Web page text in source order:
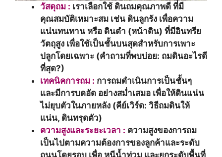
วัสดุถม : เราเลือกใช้ ดินถมคุณภาพดี ที่มี
คุณสมบัติเหมาะสม เช่น ดินลูกรัง เพื่อความ
แน่นทนทาน หรือ ดินดำ (หน้าดิน) ที่มีอินทรีย
วัตถุสูง เพื่อใช้เป็นชั้นบนสุดสำหรับการเพาะ
ปลูกโดยเฉพาะ (คำถามที่พบบ่อย: ถมดินอะไรดี
ที่สุด?)
เทคนิคการถม : การถมดำเนินการเป็นชั้นๆ
และมีการบดอัด อย่างสม่ำเสมอ เพื่อให้ดินแน่น
ไม่ยุบตัวในภายหลัง (คีย์เวิร์ด: วิธีถมดินให้
แน่น, ดินทรุดตัว)
ความสูงและระยะเวลา : ความสูงของการถม
เป็นไปตามความต้องการของลูกค้าและระดับ
ถนนโดยรอบ เพื่อ หนีน้ำท่วม และยกระดับพื้นที่